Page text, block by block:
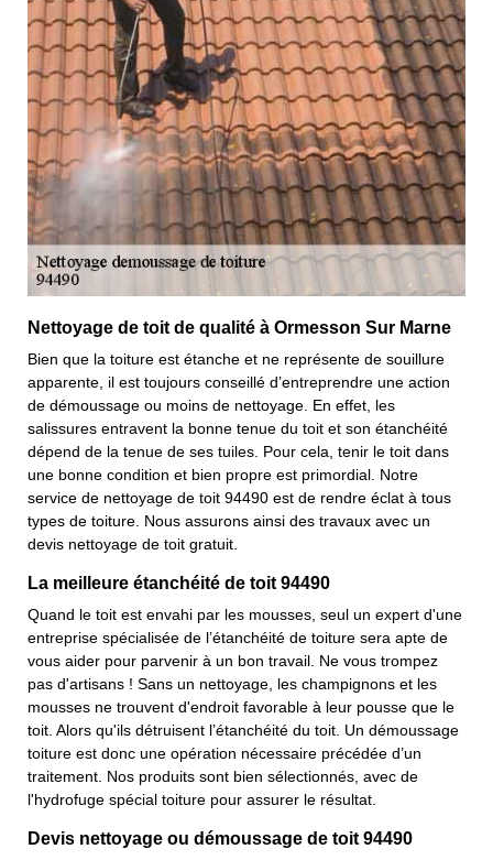
Nettoyage de toit de qualité à Ormesson Sur Marne
Bien que la toiture est étanche et ne représente de souillure
apparente, il est toujours conseillé d’entreprendre une action
de démoussage ou moins de nettoyage. En effet, les
salissures entravent la bonne tenue du toit et son étanchéité
dépend de la tenue de ses tuiles. Pour cela, tenir le toit dans
une bonne condition et bien propre est primordial. Notre
service de nettoyage de toit 94490 est de rendre éclat à tous
types de toiture. Nous assurons ainsi des travaux avec un
devis nettoyage de toit gratuit.
La meilleure étanchéité de toit 94490
Quand le toit est envahi par les mousses, seul un expert d'une
entreprise spécialisée de l’étanchéité de toiture sera apte de
vous aider pour parvenir à un bon travail. Ne vous trompez
pas d'artisans ! Sans un nettoyage, les champignons et les
mousses ne trouvent d'endroit favorable à leur pousse que le
toit. Alors qu'ils détruisent l’étanchéité du toit. Un démoussage
toiture est donc une opération nécessaire précédée d’un
traitement. Nos produits sont bien sélectionnés, avec de
l'hydrofuge spécial toiture pour assurer le résultat.
Devis nettoyage ou démoussage de toit 94490